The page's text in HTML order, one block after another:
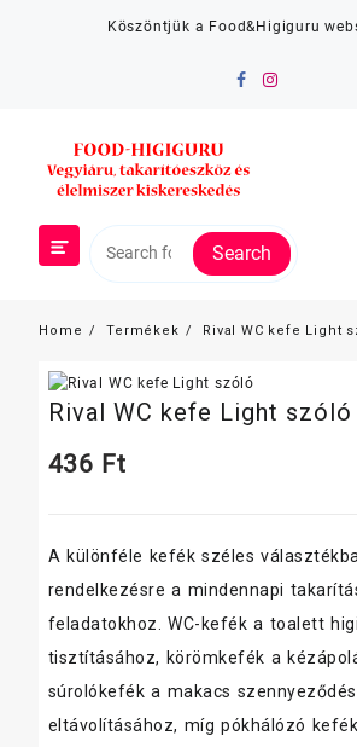
Köszöntjük a Food&Higiguru
Search
Home Termékek Rival WC kefe Light
Rival WC kefe Light szóló
436 Ft
A különféle kefék széles
rendelkezésre a mindennapi
feladatokhoz. WC-kefék a toalett
tisztításához, körömkefék a
súrolókefék a makacs
eltávolításához, míg pókhálózó